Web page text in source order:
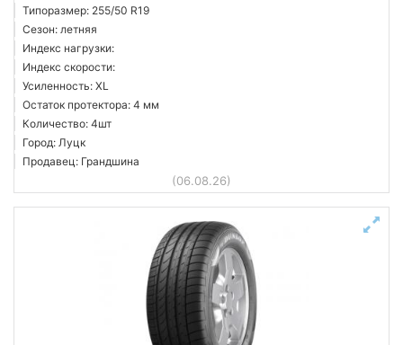
Типоразмер: 255/50 R19
Сезон: летняя
Индекс нагрузки:
Индекс скорости:
Усиленность: XL
Остаток протектора: 4 мм
Количество: 4шт
Город: Луцк
Продавец: Грандшина
(06.08.26)